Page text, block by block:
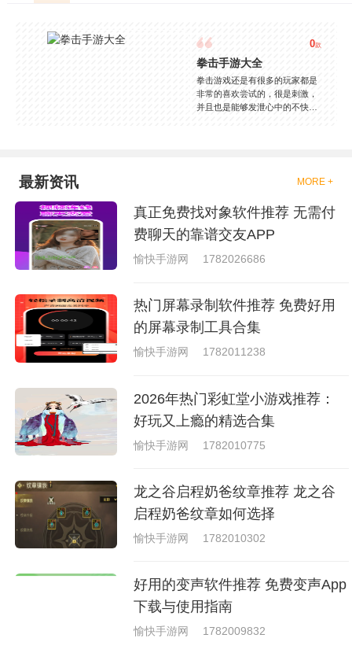
0款
拳击手游大全
拳击游戏还是有很多的玩家都是
非常的喜欢尝试的，很是刺激，
并且也是能够发泄心中的不快
够去进行体验的，我们也是能够
就是收集了一些有意思的拳击游
戏，相信你们一定会喜欢的。
最新资讯 MORE +
真正免费找对象软件推荐 无需付
费聊天的靠谱交友APP
愉快手游网 1782026686
热门屏幕录制软件推荐 免费好用
的屏幕录制工具合集
愉快手游网 1782011238
2026年热门彩虹堂小游戏推荐：
好玩又上瘾的精选合集
愉快手游网 1782010775
龙之谷启程奶爸纹章推荐 龙之谷
启程奶爸纹章如何选择
愉快手游网 1782010302
好用的变声软件推荐 免费变声App
下载与使用指南
愉快手游网 1782009832